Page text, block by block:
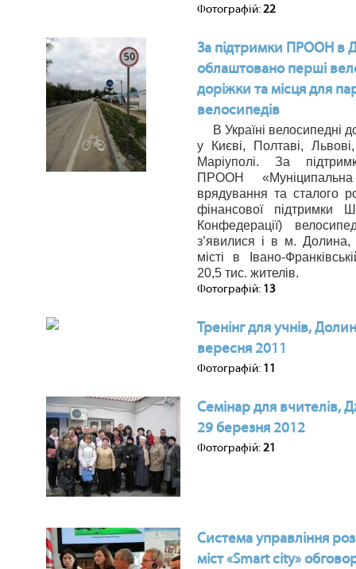
Фотографій:22
За підтримки ПРООН в
облаштовано перші
доріжки та місця для
велосипедів
В Україні велосипедні
у Києві, Полтаві,
Маріуполі. За
ПРООН
врядування та сталого
фінансової підтримки
Конфедерації)
з’явилися і в м. Долина,
місті в Івано-
20,5 тис. жителів.
Фотографій: 13
Тренінг для учнів,
вересня 2011
Фотографій: 11
Семінар для вчителів,
29 березня 2012
Фотографій:21
Cистема управління
міст «Smart city»